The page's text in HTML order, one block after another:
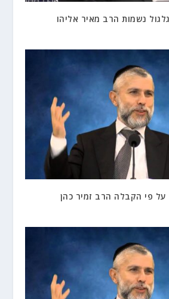
נשמות הרב מאיר אליהו
על פי הקבלה הרב זמיר כהן